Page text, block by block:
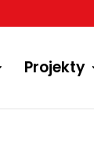
Projekty